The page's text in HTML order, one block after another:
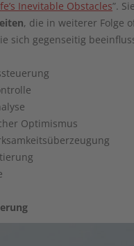
Inevitable Obstacles”.
, die in weiterer Folge
sich gegenseitig
Optimismus